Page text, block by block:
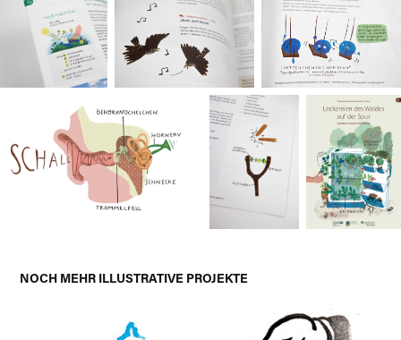
NOCH MEHR ILLUSTRATIVE PROJEKTE